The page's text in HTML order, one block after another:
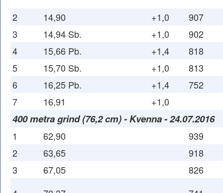
2 14,90 +1,0
907
3
14,94 Sb. +1,0
902
4
15,66 Pb. +1,4
818
5
15,70 Sb. +1,0
813
6
16,25 Pb. +1,4
752
7
16,91 +1,0
400 metra grind (76,2 cm) - Kvenna - 24.07.2016
1 62,90
939
2
63,65
918
3
67,05
826